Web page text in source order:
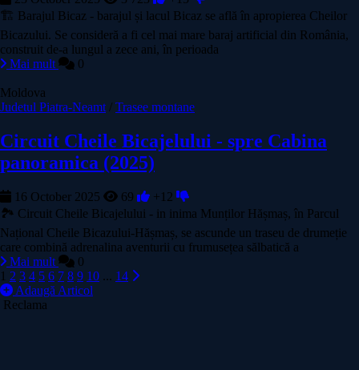
🏗️ Barajul Bicaz - barajul și lacul Bicaz se află în apropierea Cheilor
Bicazului. Se consideră a fi cel mai mare baraj artificial din România,
construit de-a lungul a zece ani, în perioada
Mai mult
0
Moldova
Judetul Piatra-Neamt/ Trasee montane
Circuit Cheile Bicajelului - spre Cabina
panoramica (2025)
16 October 2025 69
+12
🏞️ Circuit Cheile Bicajelului - in inima Munților Hășmaș, în Parcul
Național Cheile Bicazului-Hășmaș, se ascunde un traseu de drumeție
care combină adrenalina aventurii cu frumusețea sălbatică a
Mai mult
0
1 2 3 4 5 6 7 8 9 10 ... 14
Adaugă Articol
Reclama